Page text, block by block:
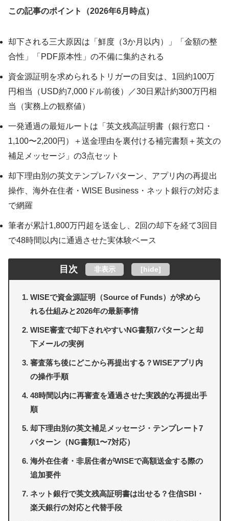
この記事のポイント（2026年6月時点）
却下される三大原因は「鮮度（3か月以内）」「金額の整
合性」「PDF原本性」の不備に集約される
資金源証明を求められるトリガーの目安は、1回約100万
円相当（USD約7,000ドル前後）／30日累計約300万円相
当（実務上の観察値）
一発通過の最短ルートは「英文残高証明書（銀行窓口・
1,100〜2,200円）＋送金理由を裏付ける補完書類＋英文の
補足メッセージ」の3点セット
却下理由別の英文テンプレ7パターン、アプリ内の再提出
操作、海外在住者・WISE Business・ネット銀行の対応ま
で網羅
筆者が累計1,800万円超を送金し、2回の却下を経て3回目
で48時間以内に通過させた実体験ベース
目次 非表示 [hide]
WISEで資金源証明（Source of Funds）が求めら
れる仕組みと2026年の最新事情
WISE審査で却下されやすいNG書類7パターンと却
下メールの実例
審査落ち後にどこから再提出する？WISEアプリ内
の操作手順
48時間以内に再審査を通過させた実践的な再提出手
順
却下理由別の英文補足メッセージ・テンプレート7
パターン（NG書類1〜7対応）
海外在住者・非居住者がWISEで高額送金する際の
追加要件
ネット銀行で英文残高証明書は出せる？住信SBI・
楽天銀行の対応と代替手段